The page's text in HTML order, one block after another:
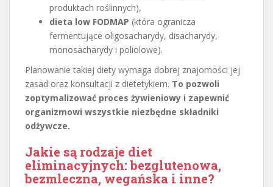
produktach roślinnych),
dieta low FODMAP (która ogranicza
fermentujące oligosacharydy, disacharydy,
monosacharydy i poliolowe).
Planowanie takiej diety wymaga dobrej znajomości jej
zasad oraz konsultacji z dietetykiem. To pozwoli
zoptymalizować proces żywieniowy i zapewnić
organizmowi wszystkie niezbędne składniki
odżywcze.
Jakie są rodzaje diet
eliminacyjnych: bezglutenowa,
bezmleczna, wegańska i inne?